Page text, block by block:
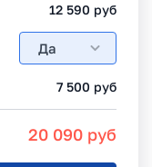
12 590 руб
Да
7 500 руб
20 090 руб